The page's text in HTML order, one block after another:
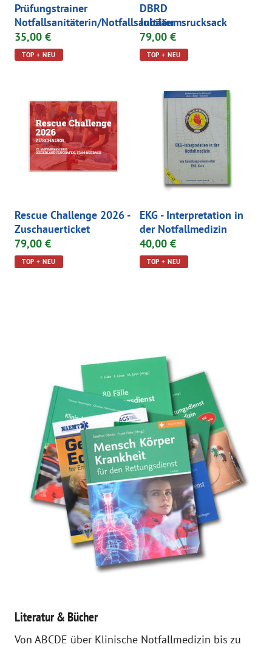
Prüfungstrainer
Notfallsanitäterin/Notfallsanitäter
35,00 €
TOP + NEU
DBRD
Jubiläumsrucksack
79,00 €
TOP + NEU
Rescue Challenge 2026 -
Zuschauerticket
79,00 €
TOP + NEU
EKG - Interpretation in
der Notfallmedizin
40,00 €
TOP + NEU
Literatur & Bücher
Von ABCDE über Klinische Notfallmedizin bis zu